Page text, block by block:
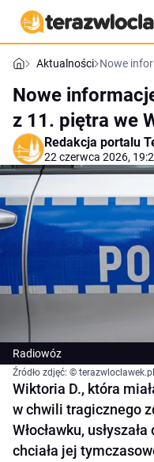
Aktualności Nowe
Nowe
z 11. piętra we
Redakcja portalu
22 czerwca 2026,
Radiowóz
Źródło zdjęć: ©
Wiktoria D., która
w chwili tragicznego
Włocławku,
chciała jej